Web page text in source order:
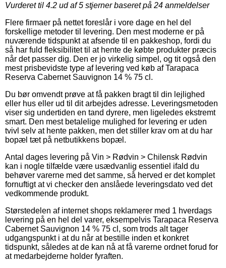
Vurderet til 4.2 ud af 5 stjerner baseret på 24 anmeldelser
Flere firmaer på nettet foreslår i vore dage en hel del
forskellige metoder til levering. Den mest moderne er på
nuværende tidspunkt at afsende til en pakkeshop, fordi du
så har fuld fleksibilitet til at hente de købte produkter præcis
når det passer dig. Den er jo virkelig simpel, og tit også den
mest prisbevidste type af levering ved køb af Tarapaca
Reserva Cabernet Sauvignon 14 % 75 cl.
Du bør omvendt prøve at få pakken bragt til din lejlighed
eller hus eller ud til dit arbejdes adresse. Leveringsmetoden
viser sig undertiden en tand dyrere, men ligeledes ekstremt
smart. Den mest betalelige mulighed for levering er uden
tvivl selv at hente pakken, men det stiller krav om at du har
bopæl tæt på netbutikkens bopæl.
Antal dages levering på Vin > Rødvin > Chilensk Rødvin
kan i nogle tilfælde være usædvanlig essentiel ifald du
behøver varerne med det samme, så herved er det komplet
fornuftigt at vi checker den anslåede leveringsdato ved det
vedkommende produkt.
Størstedelen af internet shops reklamerer med 1 hverdags
levering på en hel del varer, eksempelvis Tarapaca Reserva
Cabernet Sauvignon 14 % 75 cl, som trods alt tager
udgangspunkt i at du når at bestille inden et konkret
tidspunkt, således at de kan nå at få varerne ordnet forud for
at medarbejderne holder fyraften.